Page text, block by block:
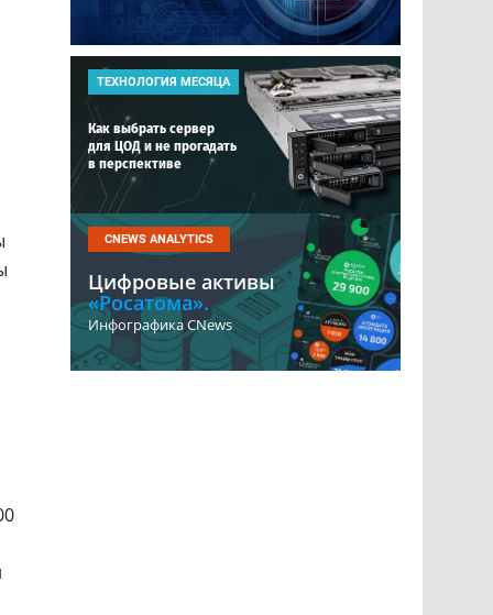
ТЕХНОЛОГИЯ МЕСЯЦА
Как выбрать сервер
для ЦОД и не прогадать
в перспективе
CNEWS ANALYTICS
Цифровые активы
«Росатома».
Инфографика CNews